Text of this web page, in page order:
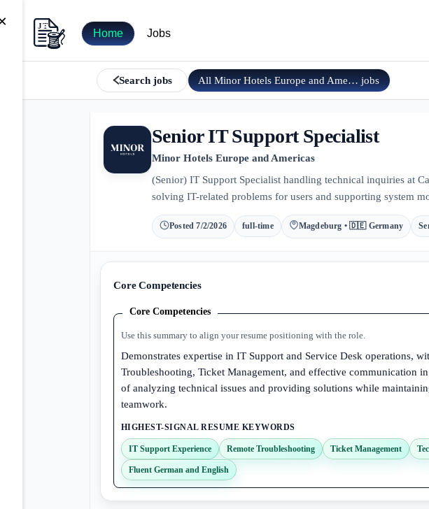
Home Jobs
Search jobs AllMinor Hotels Europe and Ame… jobs
Senior IT Support Specialist
Minor Hotels Europe and Americas
(Senior) IT Support Specialist handling technical inquiries at
solving IT-related problems for users and supporting system
Posted7/2/2026 full-time Magdeburg • 🇩🇪 Germany
Core Competencies
Core Competencies
Use this summary to align your resume positioning with the role.
Demonstrates expertise in IT Support and Service Desk operations,
Troubleshooting, Ticket Management, and effective communication
of analyzing technical issues and providing solutions while
teamwork.
HIGHEST-SIGNAL RESUME KEYWORDS
IT Support Experience Remote Troubleshooting Ticket Management
Fluent German and English